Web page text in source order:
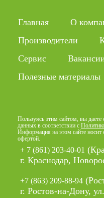
Главная О
Производители
Сервис
Полезные материалы
Пользуясь этим сайтом, вы даете
данных в соответствии с
Информация на этом сайте носит
офертой.
+ 7 (861) 203-40-01
г. Краснодар,
+7 (863) 209-88-94
г. Ростов-на-Дону,